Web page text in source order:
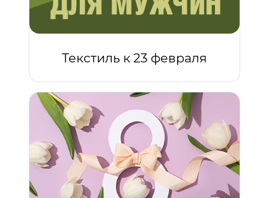
Текстиль к 23 февраля